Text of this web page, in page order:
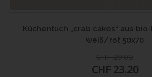
Küchentuch „crab cakes“ aus
weiß/rot 50x70
CHF 23.20